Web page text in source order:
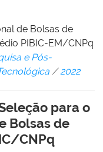
de Bolsas de
PIBIC-EM/CNPq
e Pós-
/2022
para o
Bolsas de
CNPq